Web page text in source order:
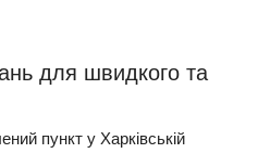
для швидкого та
пункт у Харківській